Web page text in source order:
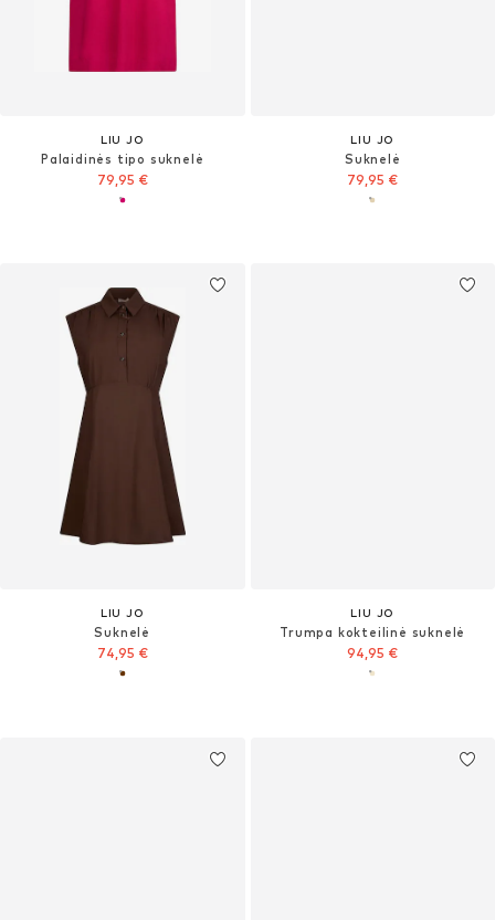
LIU JO
Palaidinės tipo suknelė
79,95 €
LIU JO
Suknelė
79,95 €
LIU JO
Suknelė
74,95 €
LIU JO
Trumpa kokteilinė suknelė
94,95 €